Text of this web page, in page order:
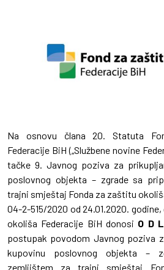
Na osnovu člana 20. Statuta
Federacije BiH („Službene novine
tačke 9. Javnog poziva za
poslovnog objekta – zgrade sa
trajni smještaj Fonda za zaštitu
04-2-515/2020 od 24.01.2020.
okoliša Federacije BiH donosi O D
postupak povodom Javnog poziva
kupovinu poslovnog objekta –
zemljištem za trajni smještaj